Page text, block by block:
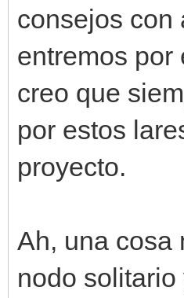
consejos con
entremos por
creo que
por estos
proyecto.
Ah, una cosa
nodo